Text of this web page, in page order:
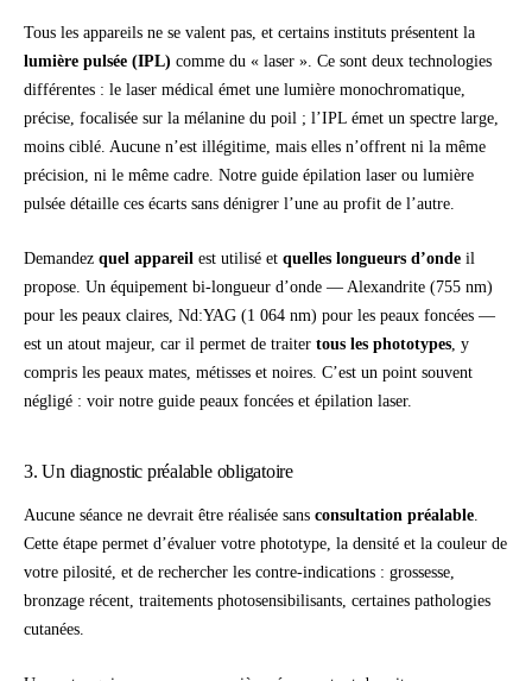
Tous les appareils ne se valent pas, et certains instituts présentent la
lumière pulsée (IPL) comme du « laser ». Ce sont deux technologies
différentes : le laser médical émet une lumière monochromatique,
précise, focalisée sur la mélanine du poil ; l’IPL émet un spectre large,
moins ciblé. Aucune n’est illégitime, mais elles n’offrent ni la même
précision, ni le même cadre. Notre guide épilation laser ou lumière
pulsée détaille ces écarts sans dénigrer l’une au profit de l’autre.
Demandez quel appareil est utilisé et quelles longueurs d’onde il
propose. Un équipement bi-longueur d’onde — Alexandrite (755 nm)
pour les peaux claires, Nd:YAG (1 064 nm) pour les peaux foncées —
est un atout majeur, car il permet de traiter tous les phototypes , y
compris les peaux mates, métisses et noires. C’est un point souvent
négligé : voir notre guide peaux foncées et épilation laser.
3. Un diagnostic préalable obligatoire
Aucune séance ne devrait être réalisée sans consultation préalable
Cette étape permet d’évaluer votre phototype, la densité et la couleur de
votre pilosité, et de rechercher les contre-indications : grossesse,
bronzage récent, traitements photosensibilisants, certaines pathologies
cutanées.